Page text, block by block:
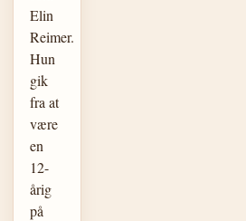
Elin
Reimer.
Hun
gik
fra at
være
en
12-
årig
på